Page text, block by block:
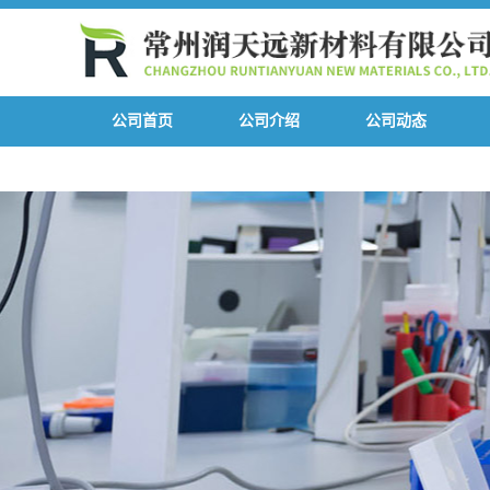
公司首页 公司介绍 公司动态